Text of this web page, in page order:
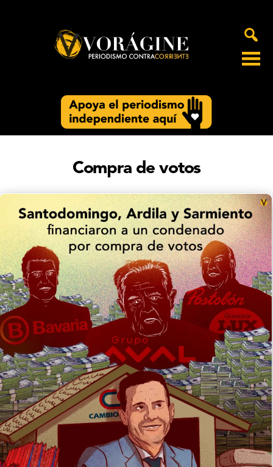
Compra de votos